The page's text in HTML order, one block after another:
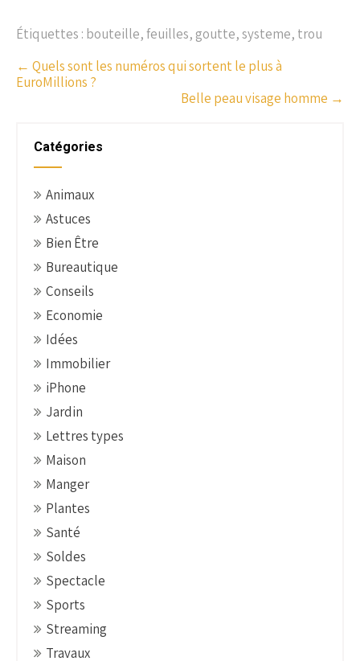
Étiquettes : bouteille,feuilles, goutte,systeme, trou
P
o
← Quels sont les numéros qui sortent le plus à
EuroMillions ?
Belle peau visage homme →
Catégories
Animaux
Astuces
Bien Être
Bureautique
Conseils
Economie
Idées
Immobilier
iPhone
Jardin
Lettres types
Maison
Manger
Plantes
Santé
Soldes
Spectacle
Sports
Streaming
Travaux